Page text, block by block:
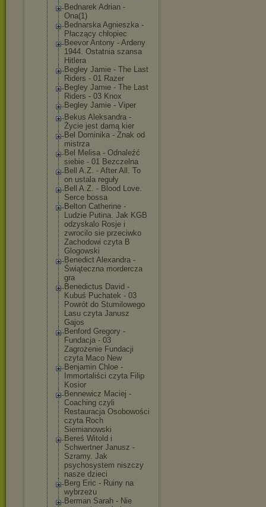
Bednarek Adrian -
Ona(1)
Bednarska Agnieszka -
Płaczący chłopiec
Beevor Antony - Ardeny
1944. Ostatnia szansa
Hitlera
Begley Jamie - The Last
Riders - 01 Razer
Begley Jamie - The Last
Riders - 03 Knox
Begley Jamie - Viper
Bekus Aleksandra -
Życie jest damą kier
Bel Dominika - Znak od
mistrza
Bel Melisa - Odnaleźć
siebie - 01 Bezczelna
Bell A.Z. - After All. To
on ustala reguły
Bell A.Z. - Blood Love.
Serce bossa
Belton Catherine -
Ludzie Putina. Jak KGB
odzyskalo Rosje i
zwrocilo sie przeciwko
Zachodowi czyta B
Glogowski
Benedict Alexandra -
Świąteczna mordercza
gra
Benedictus David -
Kubuś Puchatek - 03
Powrót do Stumilowego
Lasu czyta Janusz
Gajos
Benford Gregory -
Fundacja - 03
Zagrożenie Fundacji
czyta Maco New
Benjamin Chloe -
Immortaliści czyta Filip
Kosior
Bennewicz Maciej -
Coaching czyli
Restauracja Osobowości
czyta Roch
Siemianowski
Bereś Witold i
Schwertner Janusz -
Szramy. Jak
psychosystem niszczy
nasze dzieci
Berg Eric - Ruiny na
wybrzeżu
Berman Sarah - Nie